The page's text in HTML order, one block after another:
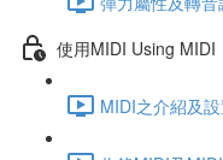
使用MIDI Using MIDI
MIDI之介紹及